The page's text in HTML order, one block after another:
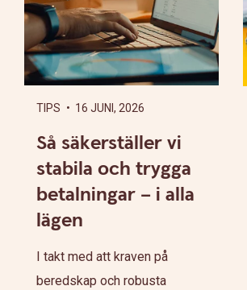
TIPS • 16 JUNI, 2026
Så säkerställer vi
stabila och trygga
betalningar – i alla
lägen
I takt med att kraven på
beredskap och robusta